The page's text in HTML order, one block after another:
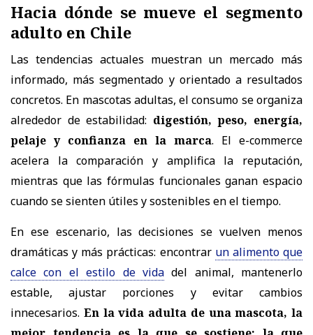
Hacia dónde se mueve el segmento
adulto en Chile
Las tendencias actuales muestran un mercado más
informado, más segmentado y orientado a resultados
concretos. En mascotas adultas, el consumo se organiza
alrededor de estabilidad: digestión, peso, energía,
pelaje y confianza en la marca. El e-commerce
acelera la comparación y amplifica la reputación,
mientras que las fórmulas funcionales ganan espacio
cuando se sienten útiles y sostenibles en el tiempo.
En ese escenario, las decisiones se vuelven menos
dramáticas y más prácticas: encontrar un alimento que
calce con el estilo de vidadel animal, mantenerlo
estable, ajustar porciones y evitar cambios
innecesarios. En la vida adulta de una mascota, la